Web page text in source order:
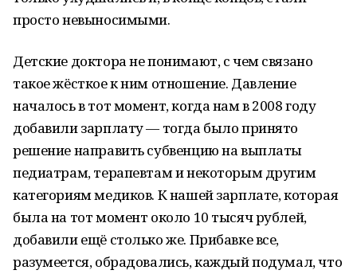
просто невыносимыми.
Детские доктора не понимают, с чем связано
такое жёсткое к ним отношение. Давление
началось в тот момент, когда нам в 2008 году
добавили зарплату — тогда было принято
решение направить субвенцию на выплаты
педиатрам, терапевтам и некоторым другим
категориям медиков. К нашей зарплате, которая
была на тот момент около 10 тысяч рублей,
добавили ещё столько же. Прибавке все,
разумеется, обрадовались, каждый подумал, что